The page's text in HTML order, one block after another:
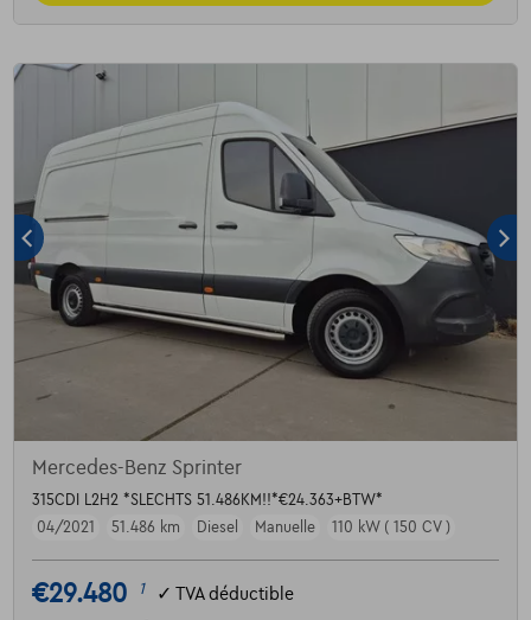
Mercedes-Benz Sprinter
315CDI L2H2 *SLECHTS 51.486KM!!*€24.363+BTW*
04/2021
51.486 km Diesel Manuelle 110 kW ( 150 CV )
€29.480 1 ✓ TVA déductible